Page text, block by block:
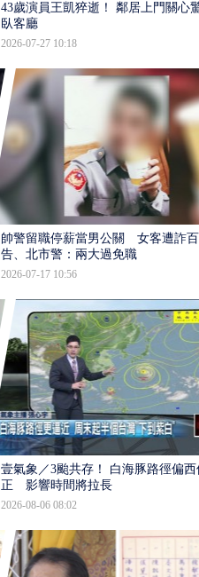
43歲演員王凱猝逝！ 鄰居上門關心驚
臥客廳
2026-07-27 10:18
帥警留職停薪當男公關 女客遭詐百
告、北市警：兩大過免職
2026-07-17 10:56
壹氣象／3颱共存！ 白海豚路徑偏西
正 影響時間將拉長
2026-08-06 08:02